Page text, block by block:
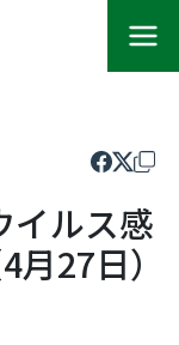
イルス感
27日）